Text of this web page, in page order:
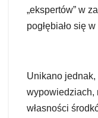
„ekspertów” w
pogłębiało się
Unikano
wypowiedziach,
własności